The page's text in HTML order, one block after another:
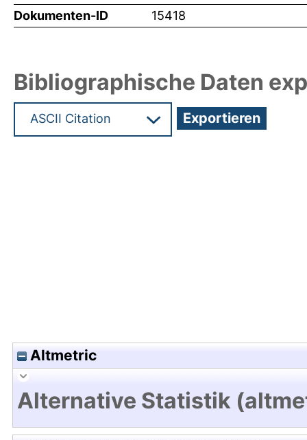
Dokumenten-ID
15418
Bibliographische Daten
Altmetric
Alternative Statistik